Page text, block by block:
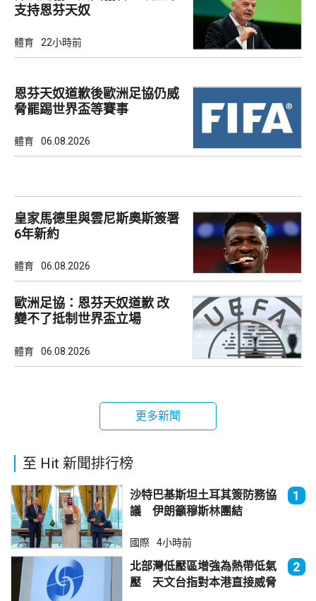
支持恩芬天奴
體育 22小時前
恩芬天奴道歉後歐洲足協仍威
脅罷踢世界盃等賽事
體育 06.08.2026
皇家馬德里與雲尼斯奧斯簽署
6年新約
體育 06.08.2026
歐洲足協：恩芬天奴道歉 改
變不了抵制世界盃立場
體育 06.08.2026
更多新聞
至 Hit 新聞排行榜
沙特巴基斯坦土耳其簽防務協
議 伊朗籲穆斯林團結
1
國際 4小時前
北部灣低壓區增強為熱帶低氣
壓 天文台指對本港直接威脅
2